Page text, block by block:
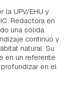
la UPV/EHU y
Redactora en
una sólida
continuo y
natural. Su
en un referente
en el